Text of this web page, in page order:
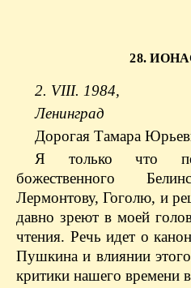
28.
2. VIII. 1984,
Ленинград
Дорогая Тамара
Я только что
божественного
Лермонтову, Гоголю, и
давно зреют в моей
чтения. Речь идет о
Пушкина и влиянии
критики нашего времени